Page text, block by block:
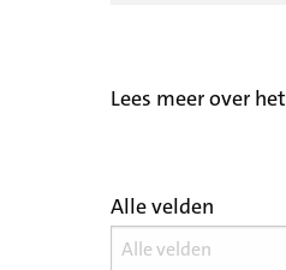
Lees meer over het
Alle velden